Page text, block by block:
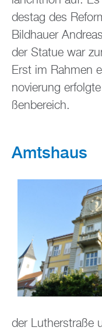
des­tag des
Bild­hau­er
der Sta­tue war
Erst im Rah­men
no­vie­rung
ßen­be­reich.
Amts­haus
der Lu­ther­stra­ße